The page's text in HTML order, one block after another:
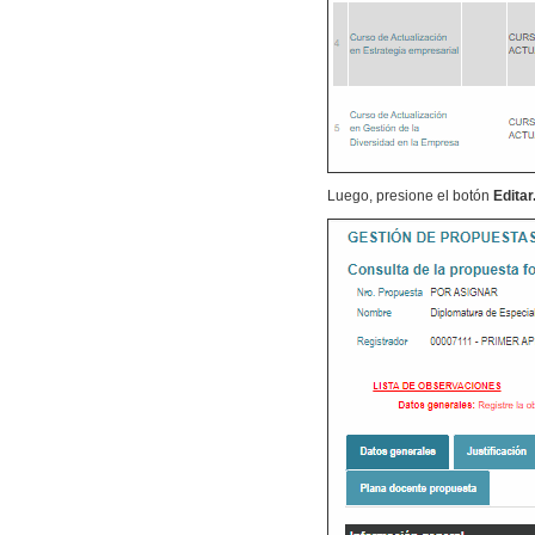
Luego, presione el botón Editar.